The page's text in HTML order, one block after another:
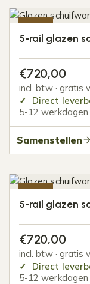
5-rail glazen
€720,00
incl. btw · gratis
Direct
5-12 werkdagen
Samenstellen
5-rail glazen
€720,00
incl. btw · gratis
Direct
5-12 werkdagen